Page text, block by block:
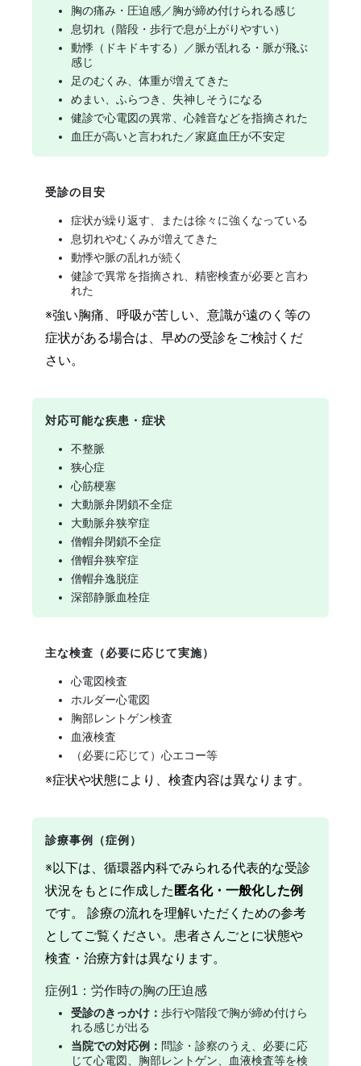
胸の痛み・圧迫感／胸が締め付けられる感じ
息切れ（階段・歩行で息が上がりやすい）
動悸（ドキドキする）／脈が乱れる・脈が飛ぶ
感じ
足のむくみ、体重が増えてきた
めまい、ふらつき、失神しそうになる
健診で心電図の異常、心雑音などを指摘された
血圧が高いと言われた／家庭血圧が不安定
受診の目安
症状が繰り返す、または徐々に強くなっている
息切れやむくみが増えてきた
動悸や脈の乱れが続く
健診で異常を指摘され、精密検査が必要と言わ
れた
※強い胸痛、呼吸が苦しい、意識が遠のく等の
症状がある場合は、早めの受診をご検討くだ
さい。
対応可能な疾患・症状
不整脈
狭心症
心筋梗塞
大動脈弁閉鎖不全症
大動脈弁狭窄症
僧帽弁閉鎖不全症
僧帽弁狭窄症
僧帽弁逸脱症
深部静脈血栓症
主な検査（必要に応じて実施）
心電図検査
ホルダー心電図
胸部レントゲン検査
血液検査
（必要に応じて）心エコー等
※症状や状態により、検査内容は異なります。
診療事例（症例）
※以下は、循環器内科でみられる代表的な受診
状況をもとに作成した 匿名化・一般化した例
です。 診療の流れを理解いただくための参考
としてご覧ください。患者さんごとに状態や
検査・治療方針は異なります。
症例1：労作時の胸の圧迫感
受診のきっかけ：歩行や階段で胸が締め付けら
れる感じが出る
当院での対応例： 問診・診察のうえ、必要に応
じて心電図、胸部レントゲン、血液検査等を検